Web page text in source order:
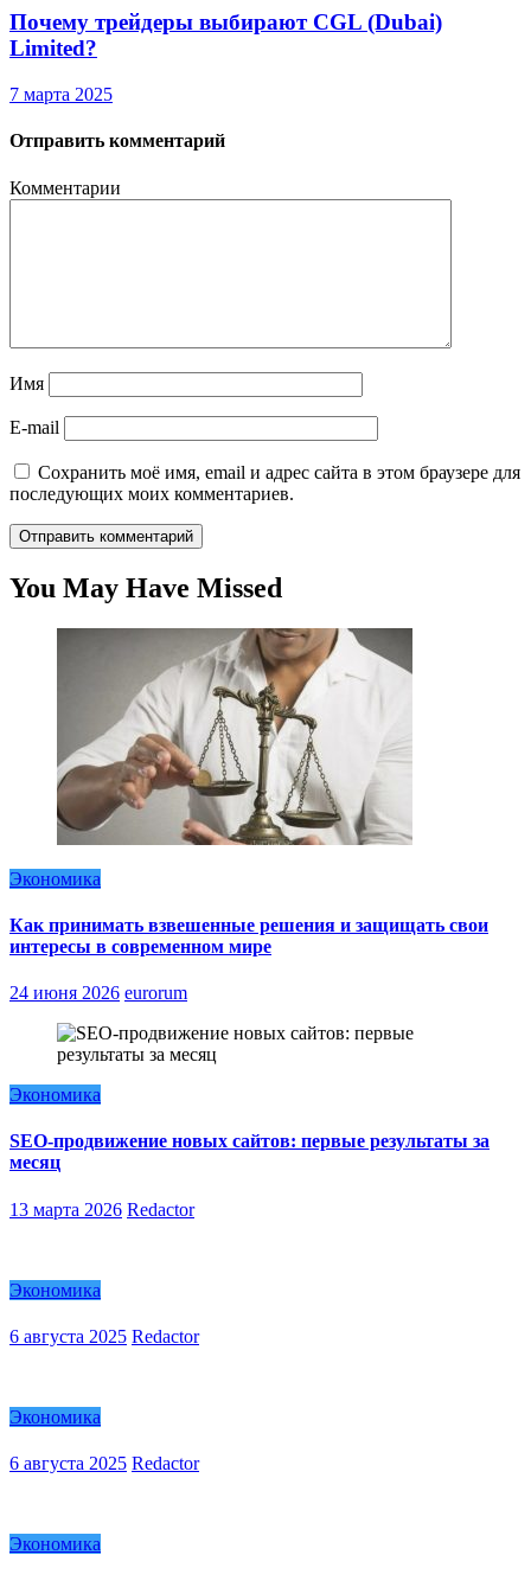
Почему трейдеры выбирают CGL (Dubai)
Limited?
7 марта 2025
Отправить комментарий
Комментарии
Имя
E-mail
Сохранить моё имя, email и адрес сайта в этом браузере для
последующих моих комментариев.
You May Have Missed
Экономика
Как принимать взвешенные решения и защищать свои
интересы в современном мире
24 июня 2026 eurorum
Экономика
SEO-продвижение новых сайтов: первые результаты за
месяц
13 марта 2026 Redactor
Экономика
6 августа 2025 Redactor
Экономика
6 августа 2025 Redactor
Экономика